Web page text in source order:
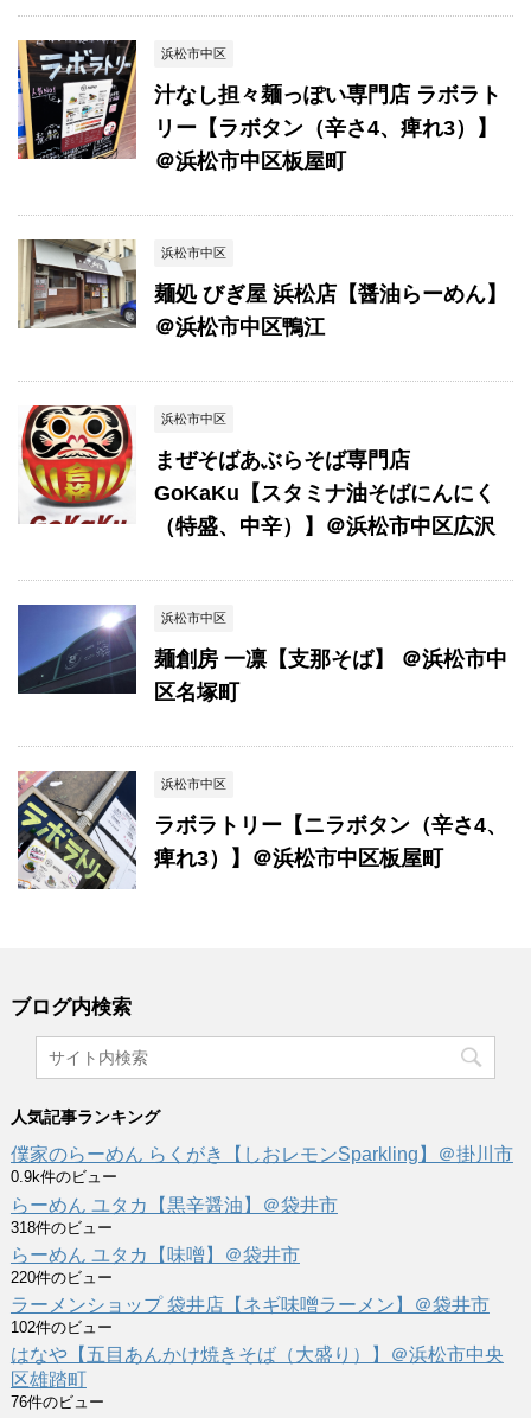
浜松市中区
汁なし担々麺っぽい専門店 ラボラト
リー【ラボタン（辛さ4、痺れ3）】
＠浜松市中区板屋町
浜松市中区
麺処 びぎ屋 浜松店【醤油らーめん】
＠浜松市中区鴨江
浜松市中区
まぜそばあぶらそば専門店
GoKaKu【スタミナ油そばにんにく
（特盛、中辛）】＠浜松市中区広沢
浜松市中区
麺創房 一凛【支那そば】 ＠浜松市中
区名塚町
浜松市中区
ラボラトリー【ニラボタン（辛さ4、
痺れ3）】＠浜松市中区板屋町
ブログ内検索
人気記事ランキング
僕家のらーめん らくがき【しおレモンSparkling】＠掛川市
0.9k件のビュー
らーめん ユタカ【黒辛醤油】＠袋井市
318件のビュー
らーめん ユタカ【味噌】＠袋井市
220件のビュー
ラーメンショップ 袋井店【ネギ味噌ラーメン】＠袋井市
102件のビュー
はなや【五目あんかけ焼きそば（大盛り）】＠浜松市中央
区雄踏町
76件のビュー